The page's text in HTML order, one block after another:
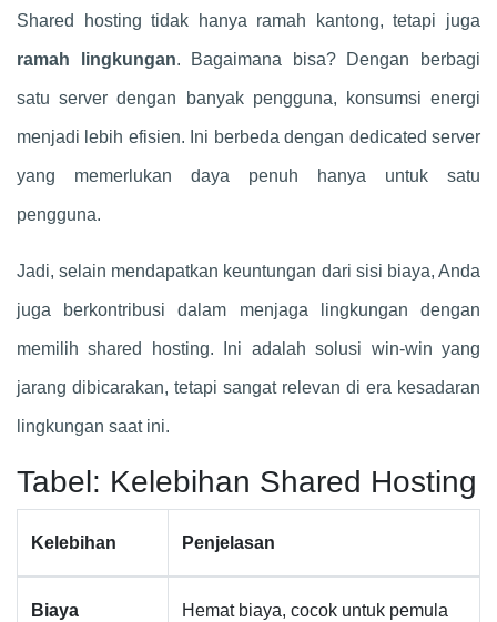
Shared hosting tidak hanya ramah kantong, tetapi juga
ramah lingkungan. Bagaimana bisa? Dengan berbagi
satu server dengan banyak pengguna, konsumsi energi
menjadi lebih efisien. Ini berbeda dengan dedicated server
yang memerlukan daya penuh hanya untuk satu
pengguna.
Jadi, selain mendapatkan keuntungan dari sisi biaya, Anda
juga berkontribusi dalam menjaga lingkungan dengan
memilih shared hosting. Ini adalah solusi win-win yang
jarang dibicarakan, tetapi sangat relevan di era kesadaran
lingkungan saat ini.
Tabel: Kelebihan Shared Hosting
Kelebihan Penjelasan
Biaya Hemat biaya, cocok untuk pemula